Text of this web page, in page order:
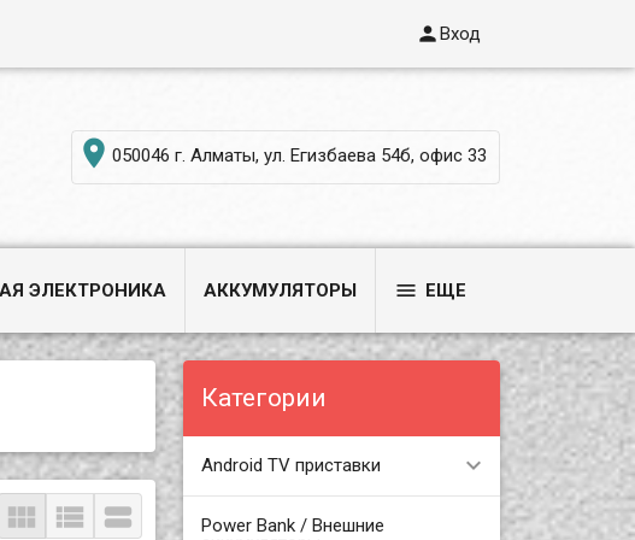
Вход
 050046 г. Алматы, ул. Егизбаева 54б, офис 33
ЭЛЕКТРОНИКА АККУМУЛЯТОРЫ  ЕЩЕ
Категории
Android TV приставки
Power Bank / Внешние
  